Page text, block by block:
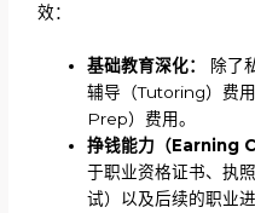
效：
基础教育深化：
除了
辅导（Tutoring）费
Prep）费用。
挣钱能力（Earning
于职业资格证书、执
试）以及后续的职业进